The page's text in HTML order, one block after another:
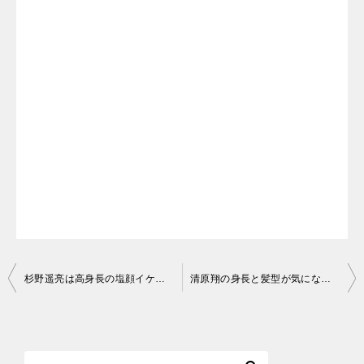
投
杉野遥亮は高身長の塩顔イケメンでかっこよすぎ！好きなタイプは年上？ 清原翔の身長と髪型が気になる！顔もスタイルも抜群のモデル出身俳優